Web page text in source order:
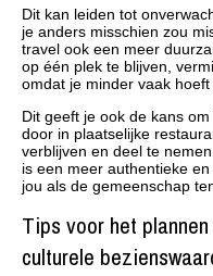
Dit kan leiden tot
je anders misschien zou
travel ook een meer
op één plek te blijven,
omdat je minder vaak
Dit geeft je ook de kans
door in plaatselijke
verblijven en deel te
is een meer authentieke
jou als de gemeenschap
Tips voor het
culturele